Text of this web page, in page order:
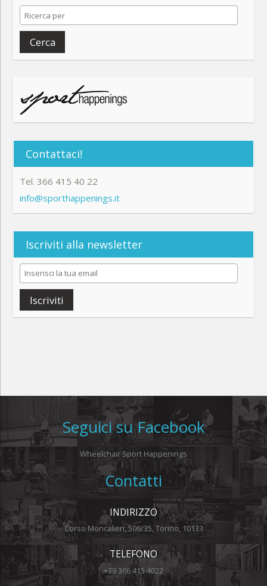
Cerca
Contattaci!
Tel. 366 415 40 22
info@sporthappenings.it
Iscriviti alla newsletter
Iscriviti
Seguici su Facebook
Wheelchair Sport Happenings
Contatti
INDIRIZZO
Corso Moncalieri, 506/35, Torino, 10133
TELEFONO
+39 366 415 4022